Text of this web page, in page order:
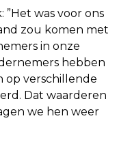
was voor ons
zou komen met
in onze
hebben
op verschillende
Dat waarderen
we hen weer